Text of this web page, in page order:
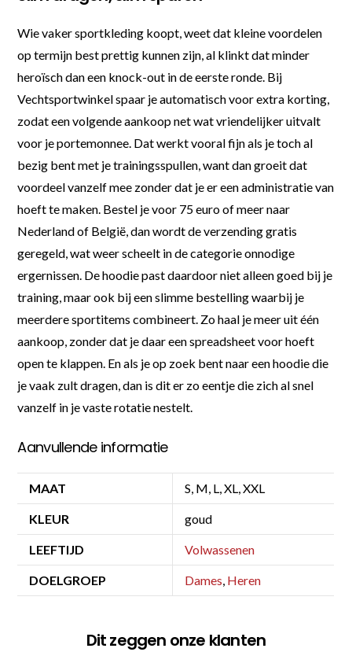
Wie vaker sportkleding koopt, weet dat kleine voordelen
op termijn best prettig kunnen zijn, al klinkt dat minder
heroïsch dan een knock-out in de eerste ronde. Bij
Vechtsportwinkel spaar je automatisch voor extra korting,
zodat een volgende aankoop net wat vriendelijker uitvalt
voor je portemonnee. Dat werkt vooral fijn als je toch al
bezig bent met je trainingsspullen, want dan groeit dat
voordeel vanzelf mee zonder dat je er een administratie van
hoeft te maken. Bestel je voor 75 euro of meer naar
Nederland of België, dan wordt de verzending gratis
geregeld, wat weer scheelt in de categorie onnodige
ergernissen. De hoodie past daardoor niet alleen goed bij je
training, maar ook bij een slimme bestelling waarbij je
meerdere sportitems combineert. Zo haal je meer uit één
aankoop, zonder dat je daar een spreadsheet voor hoeft
open te klappen. En als je op zoek bent naar een hoodie die
je vaak zult dragen, dan is dit er zo eentje die zich al snel
vanzelf in je vaste rotatie nestelt.
Aanvullende informatie
MAAT S, M, L, XL, XXL
KLEUR goud
LEEFTIJD Volwassenen
DOELGROEP Dames Heren
Dit zeggen onze klanten